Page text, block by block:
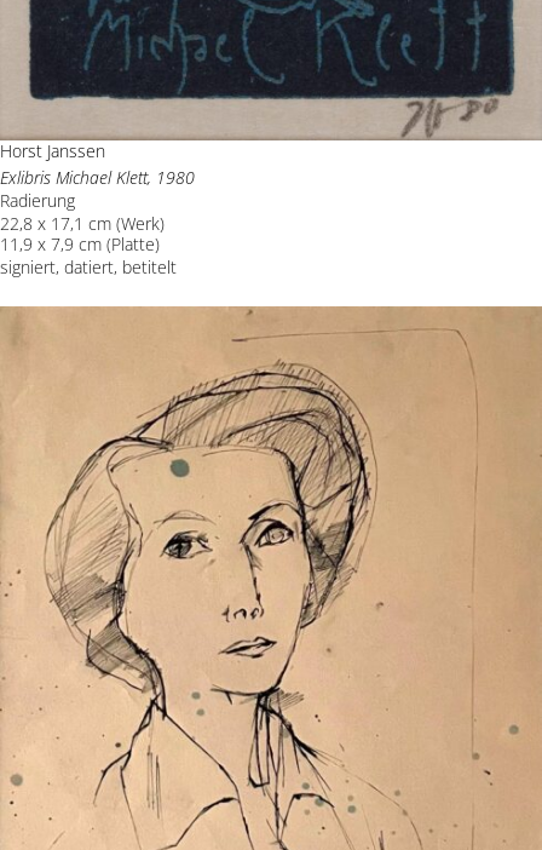
Horst Janssen
Exlibris Michael Klett, 1980
Radierung
22,8 x 17,1 cm (Werk)
11,9 x 7,9 cm (Platte)
signiert, datiert, betitelt